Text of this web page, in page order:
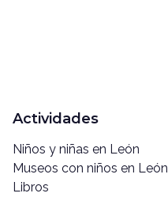
Actividades
Niños y niñas en León
Museos con niños en León
Libros